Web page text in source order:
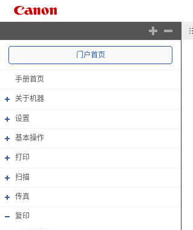
门户首页
手册首页
关于机器
设置
基本操作
打印
扫描
传真
复印